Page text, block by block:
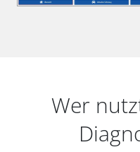
Wer